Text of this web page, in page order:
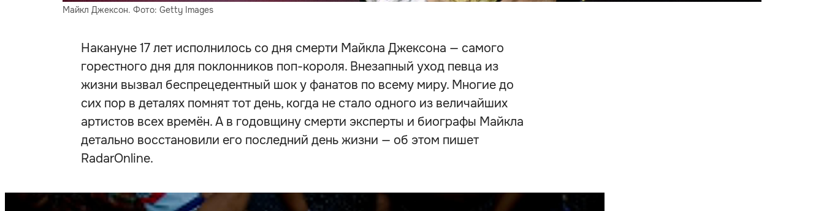
Майкл Джексон. Фото: Getty Images
Накануне 17 лет исполнилось со дня смерти Майкла Джексона — самого
горестного дня для поклонников поп-короля. Внезапный уход певца из
жизни вызвал беспрецедентный шок у фанатов по всему миру. Многие до
сих пор в деталях помнят тот день, когда не стало одного из величайших
артистов всех времён. А в годовщину смерти эксперты и биографы Майкла
детально восстановили его последний день жизни — об этом пишет
RadarOnline.